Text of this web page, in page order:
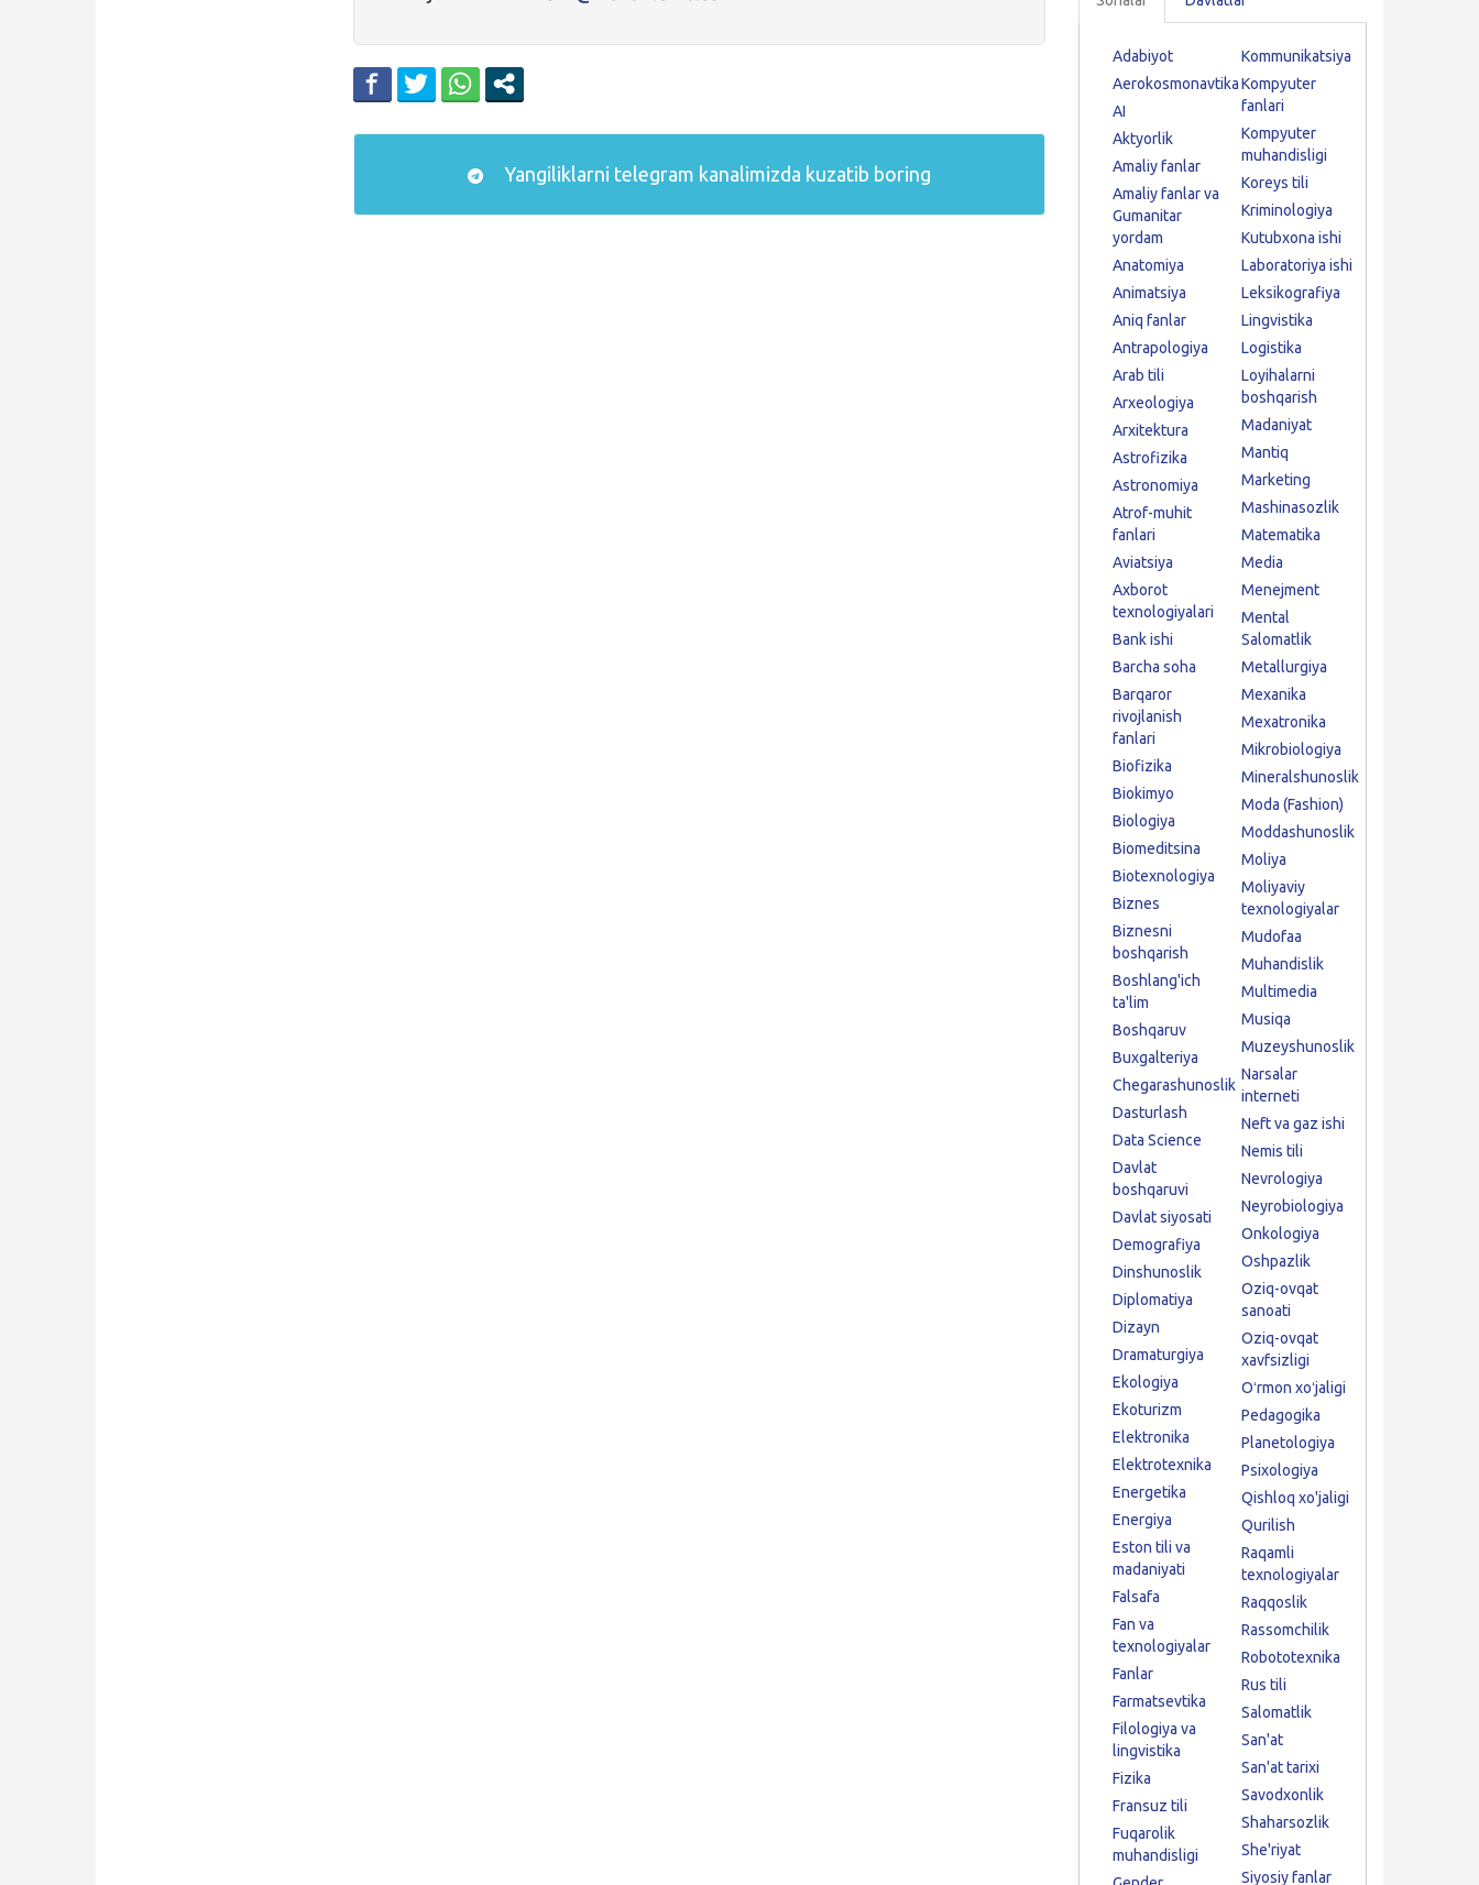
Yangiliklarni telegram kanalimizda kuzatib boring
Adabiyot
Aerokosmonavtika
AI
Aktyorlik
Amaliy fanlar
Amaliy fanlar va
Gumanitar
yordam
Anatomiya
Animatsiya
Aniq fanlar
Antrapologiya
Arab tili
Arxeologiya
Arxitektura
Astrofizika
Astronomiya
Atrof-muhit
fanlari
Aviatsiya
Axborot
texnologiyalari
Bank ishi
Barcha soha
Barqaror
rivojlanish
fanlari
Biofizika
Biokimyo
Biologiya
Biomeditsina
Biotexnologiya
Biznes
Biznesni
boshqarish
Boshlang'ich
ta'lim
Boshqaruv
Buxgalteriya
Chegarashunoslik
Dasturlash
Data Science
Davlat
boshqaruvi
Davlat siyosati
Demografiya
Dinshunoslik
Diplomatiya
Dizayn
Dramaturgiya
Ekologiya
Ekoturizm
Elektronika
Elektrotexnika
Energetika
Energiya
Eston tili va
madaniyati
Falsafa
Fan va
texnologiyalar
Fanlar
Farmatsevtika
Filologiya va
lingvistika
Fizika
Fransuz tili
Fuqarolik
muhandisligi
Kommunikatsiya
Kompyuter
fanlari
Kompyuter
muhandisligi
Koreys tili
Kriminologiya
Kutubxona ishi
Laboratoriya ishi
Leksikografiya
Lingvistika
Logistika
Loyihalarni
boshqarish
Madaniyat
Mantiq
Marketing
Mashinasozlik
Matematika
Media
Menejment
Mental
Salomatlik
Metallurgiya
Mexanika
Mexatronika
Mikrobiologiya
Mineralshunoslik
Moda (Fashion)
Moddashunoslik
Moliya
Moliyaviy
texnologiyalar
Mudofaa
Muhandislik
Multimedia
Musiqa
Muzeyshunoslik
Narsalar
interneti
Neft va gaz ishi
Nemis tili
Nevrologiya
Neyrobiologiya
Onkologiya
Oshpazlik
Oziq-ovqat
sanoati
Oziq-ovqat
xavfsizligi
Oʻrmon xoʻjaligi
Pedagogika
Planetologiya
Psixologiya
Qishloq xo'jaligi
Qurilish
Raqamli
texnologiyalar
Raqqoslik
Rassomchilik
Robototexnika
Rus tili
Salomatlik
San'at
San'at tarixi
Savodxonlik
Shaharsozlik
She'riyat
Siyosiy fanlar